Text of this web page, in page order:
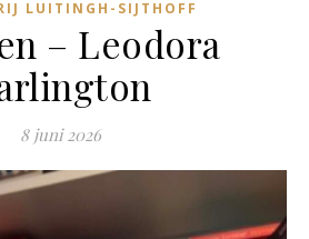
LUITINGH-SIJTHOFF
– Leodora
8 juni 2026